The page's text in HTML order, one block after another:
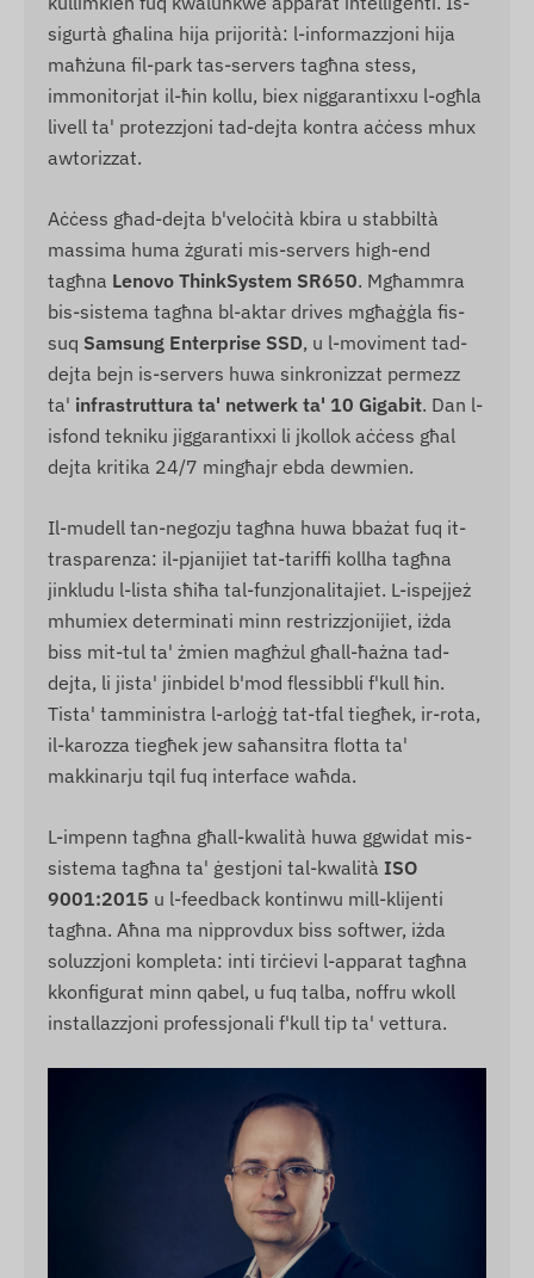
sigurtà għalina hija prijorità: l-informazzjoni hija
maħżuna fil-park tas-servers tagħna stess,
immonitorjat il-ħin kollu, biex niggarantixxu l-ogħla
livell ta' protezzjoni tad-dejta kontra aċċess mhux
awtorizzat.
Aċċess għad-dejta b'veloċità kbira u stabbiltà
massima huma żgurati mis-servers high-end
tagħna Lenovo ThinkSystem SR650. Mgħammra
bis-sistema tagħna bl-aktar drives mgħaġġla fis-
suq Samsung Enterprise SSD, u l-moviment tad-
dejta bejn is-servers huwa sinkronizzat permezz
ta' infrastruttura ta' netwerk ta' 10 Gigabit. Dan l-
isfond tekniku jiggarantixxi li jkollok aċċess għal
dejta kritika 24/7 mingħajr ebda dewmien.
Il-mudell tan-negozju tagħna huwa bbażat fuq it-
trasparenza: il-pjanijiet tat-tariffi kollha tagħna
jinkludu l-lista sħiħa tal-funzjonalitajiet. L-ispejjeż
mhumiex determinati minn restrizzjonijiet, iżda
biss mit-tul ta' żmien magħżul għall-ħażna tad-
dejta, li jista' jinbidel b'mod flessibbli f'kull ħin.
Tista' tamministra l-arloġġ tat-tfal tiegħek, ir-rota,
il-karozza tiegħek jew saħansitra flotta ta'
makkinarju tqil fuq interface waħda.
L-impenn tagħna għall-kwalità huwa ggwidat mis-
sistema tagħna ta' ġestjoni tal-kwalità ISO
9001:2015 u l-feedback kontinwu mill-klijenti
tagħna. Aħna ma nipprovdux biss softwer, iżda
soluzzjoni kompleta: inti tirċievi l-apparat tagħna
kkonfigurat minn qabel, u fuq talba, noffru wkoll
installazzjoni professjonali f'kull tip ta' vettura.